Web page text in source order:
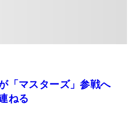
「マスターズ」参戦へ
ねる